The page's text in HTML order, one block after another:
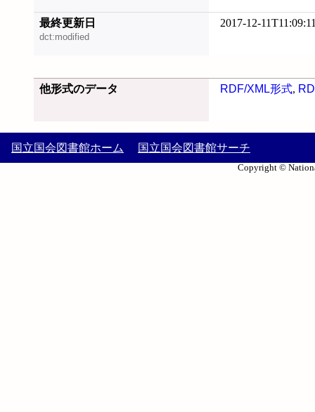
最終更新日
dct:modified
2017-12-
他形式のデータ RDF/XML形式,
国立国会図書館ホーム 国立国会図書館サーチ
Copyright ©